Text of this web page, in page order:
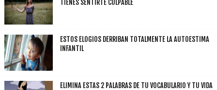
TIENES SENTIRTE CULPABLE
ESTOS ELOGIOS DERRIBAN TOTALMENTE LA AUTOESTIMA
INFANTIL
ELIMINA ESTAS 2 PALABRAS DE TU VOCABULARIO Y TU VIDA